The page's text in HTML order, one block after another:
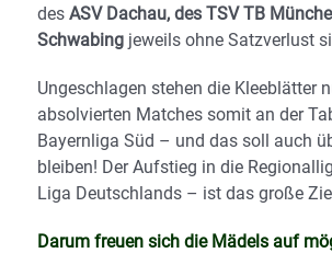
des ASV Dachau, des TSV TB
Schwabing jeweils ohne Satzverlust
Ungeschlagen stehen die Kleeblätter
absolvierten Matches somit an der
Bayernliga Süd – und das soll auch
bleiben! Der Aufstieg in die
Liga Deutschlands – ist das große
Darum freuen sich die Mädels auf